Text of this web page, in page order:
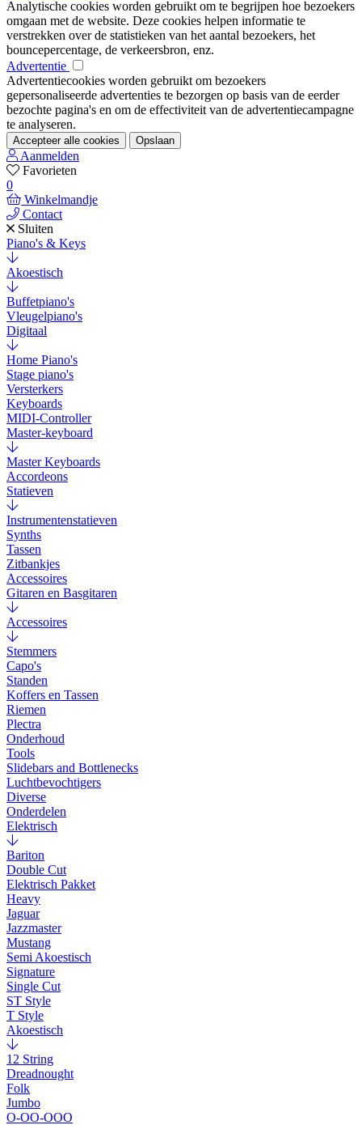
Analytische cookies worden gebruikt om te begrijpen hoe bezoekers
omgaan met de website. Deze cookies helpen informatie te
verstrekken over de statistieken van het aantal bezoekers, het
bouncepercentage, de verkeersbron, enz.
Advertentie
Advertentiecookies worden gebruikt om bezoekers
gepersonaliseerde advertenties te bezorgen op basis van de eerder
bezochte pagina's en om de effectiviteit van de advertentiecampagne
te analyseren.
Accepteer alle cookies Opslaan
Aanmelden
Favorieten
0
Winkelmandje
Contact
Sluiten
Piano's & Keys
Akoestisch
Buffetpiano's
Vleugelpiano's
Digitaal
Home Piano's
Stage piano's
Versterkers
Keyboards
MIDI-Controller
Master-keyboard
Master Keyboards
Accordeons
Statieven
Instrumentenstatieven
Synths
Tassen
Zitbankjes
Accessoires
Gitaren en Basgitaren
Accessoires
Stemmers
Capo's
Standen
Koffers en Tassen
Riemen
Plectra
Onderhoud
Tools
Slidebars and Bottlenecks
Luchtbevochtigers
Diverse
Onderdelen
Elektrisch
Bariton
Double Cut
Elektrisch Pakket
Heavy
Jaguar
Jazzmaster
Mustang
Semi Akoestisch
Signature
Single Cut
ST Style
T Style
Akoestisch
12 String
Dreadnought
Folk
Jumbo
O-OO-OOO